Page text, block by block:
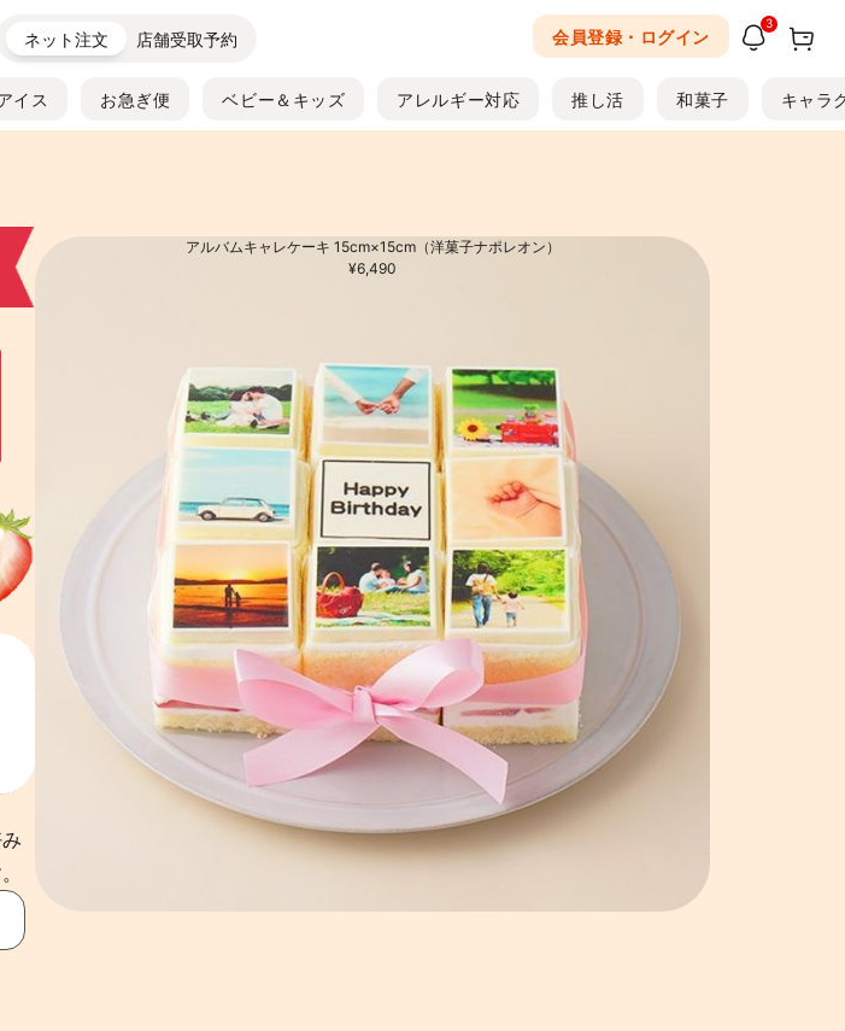
ネット注文 店舗受取予約 会員登録・ログイン
3
イス お急ぎ便 ベビー＆キッズ アレルギー対応 推し活 和菓子 キャラ
いちごのショートケーキ（アンリ・シャルパンティエ）
¥4,104
アルバムキャレケーキ 15cm×15cm（洋菓子ナポレオン）
¥6,490